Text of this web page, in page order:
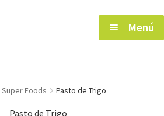
Menú
Super Foods Pasto de Trigo